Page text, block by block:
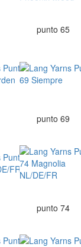
punto 65
punto 69
punto 74